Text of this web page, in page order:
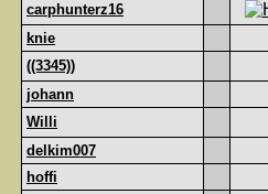
carphunterz16
knie
((3345))
johann
Willi
delkim007
hoffi